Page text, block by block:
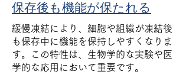
保存後も機能が保たれる
緩慢凍結により、細胞や組織が凍結後
も保存中に機能を保持しやすくなりま
す。この特性は、生物学的な実験や医
学的な応用において重要です。